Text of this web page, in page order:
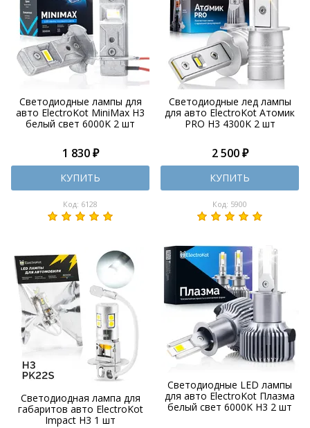
Светодиодные лампы для
авто ElectroKot MiniMax H3
белый свет 6000K 2 шт
1 830 ₽
КУПИТЬ
Код: 6128
Светодиодные лед лампы
для авто ElectroKot Атомик
PRO H3 4300K 2 шт
2 500 ₽
КУПИТЬ
Код: 5900
Светодиодная лампа для
габаритов авто ElectroKot
Impact H3 1 шт
Светодиодные LED лампы
для авто ElectroKot Плазма
белый свет 6000K H3 2 шт